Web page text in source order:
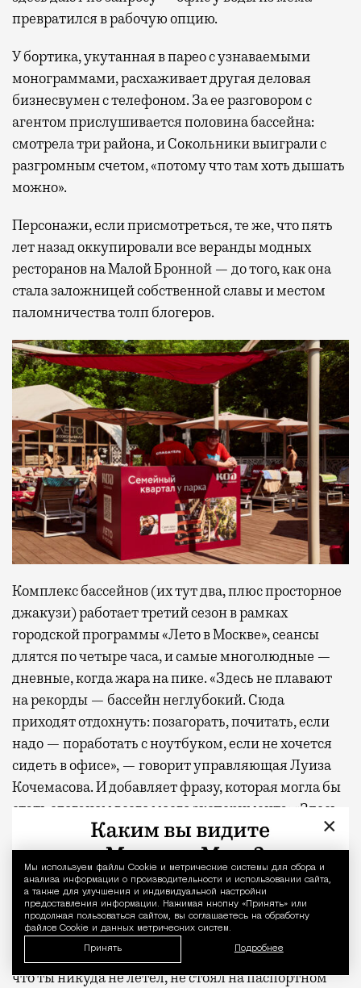
Уведомление
Мы используем файлы Сookie и метрические системы для сбора и
анализа информации о производительности и использовании сайта,
а также для улучшения и индивидуальной настройки
предоставления информации. Нажимая кнопку «Принять» или
продолжая пользоваться сайтом, вы соглашаетесь на обработку
файлов Cookie и данных метрических систем.
Принять Подробнее
превратился в рабочую опцию.
У бортика, укутанная в парео с узнаваемыми
монограммами, расхаживает другая деловая
бизнесвумен с телефоном. За ее разговором с
агентом прислушивается половина бассейна:
смотрела три района, и Сокольники выиграли с
разгромным счетом, «потому что там хоть дышать
можно».
Персонажи, если присмотреться, те же, что пять
лет назад оккупировали все веранды модных
ресторанов на Малой Бронной — до того, как она
стала заложницей собственной славы и местом
паломничества толп блогеров.
Комплекс бассейнов (их тут два, плюс просторное
джакузи) работает третий сезон в рамках
городской программы «Лето в Москве», сеансы
длятся по четыре часа, и самые многолюдные —
дневные, когда жара на пике. «Здесь не плавают
на рекорды — бассейн неглубокий. Сюда
приходят отдохнуть: позагорать, почитать, если
надо — поработать с ноутбуком, если не хочется
сидеть в офисе», — говорит управляющая Луиза
Кочемасова. И добавляет фразу, которая могла бы
стать слоганом всего моего эксперимента: «Здесь
ощущение, что ты не в Москве, хотя все еще в
городе».
Проверяю сказанное на себе. Лежу в шезлонге,
надо мной шумят липы, где-то далеко
угадывается гул города — и этот гул, как ни
странно, добавляет удовольствия. Он напоминает,
что ты никуда не летел, не стоял на паспортном
×